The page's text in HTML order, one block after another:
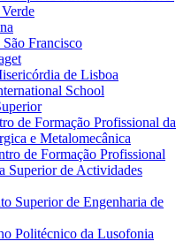
Francisco
de Lisboa
School
de Formação Profissional da
e Metalomecânica
de Formação Profissional
Superior de Actividades
Superior de Engenharia de
Politécnico da Lusofonia